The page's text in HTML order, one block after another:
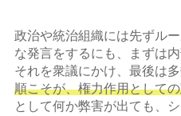
政治や統治組織には先ずル
な発言をするにも、まずは
それを衆議にかけ、最後は
順こそが、権力作用として
として何か弊害が出ても、